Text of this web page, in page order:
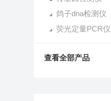
鸽子dna检测仪
荧光定量PCR仪
查看全部产品